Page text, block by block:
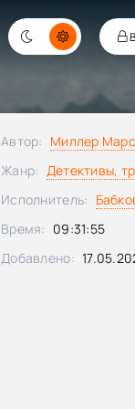
Автор: Миллер
Жанр: Детективы,
Исполнитель:
Время: 09:31:55
Добавлено: